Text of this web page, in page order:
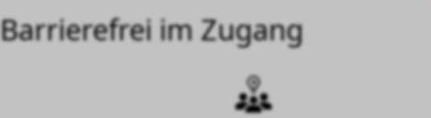
Barrierefrei im Zugang